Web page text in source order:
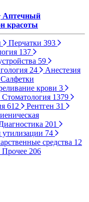
Аптечный
красоты
Перчатки 393
137
59
24
Анестезия
Салфетки
крови 3
Стоматология 1379
612 Рентген 31
201
74
средства 12
Прочее 206